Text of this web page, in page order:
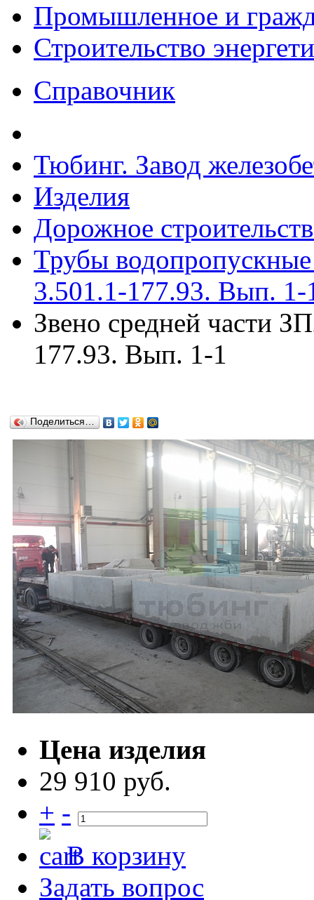
Промышленное и
Строительство
Справочник
Тюбинг. Завод
Изделия
Дорожное
Трубы
3.501.1-177.93. Вып. 1-
Звено средней части
177.93. Вып. 1-1
Поделиться…
Цена изделия
29 910 руб.
+ -
В корзину
Задать вопрос